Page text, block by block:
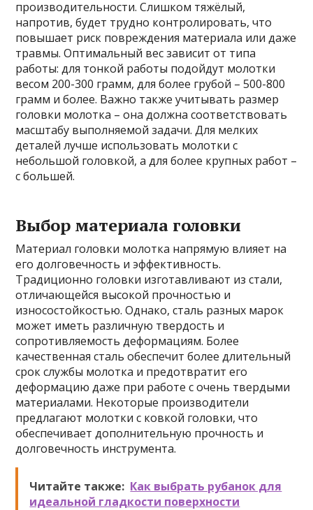
производительности. Слишком тяжёлый,
напротив, будет трудно контролировать, что
повышает риск повреждения материала или даже
травмы. Оптимальный вес зависит от типа
работы: для тонкой работы подойдут молотки
весом 200-300 грамм, для более грубой – 500-800
грамм и более. Важно также учитывать размер
головки молотка – она должна соответствовать
масштабу выполняемой задачи. Для мелких
деталей лучше использовать молотки с
небольшой головкой, а для более крупных работ –
с большей.
Выбор материала головки
Материал головки молотка напрямую влияет на
его долговечность и эффективность.
Традиционно головки изготавливают из стали,
отличающейся высокой прочностью и
износостойкостью. Однако, сталь разных марок
может иметь различную твердость и
сопротивляемость деформациям. Более
качественная сталь обеспечит более длительный
срок службы молотка и предотвратит его
деформацию даже при работе с очень твердыми
материалами. Некоторые производители
предлагают молотки с ковкой головки, что
обеспечивает дополнительную прочность и
долговечность инструмента.
Читайте также: Как выбрать рубанок для
идеальной гладкости поверхности